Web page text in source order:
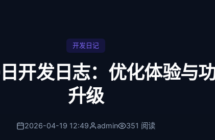
开发日记
开发日志：优化体验与
升级
2026-04-19 12:49 admin 351 阅读